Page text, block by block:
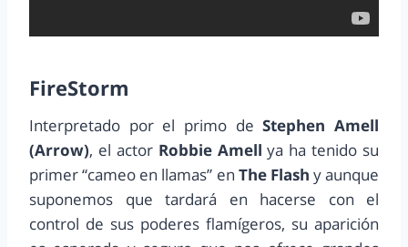
FireStorm
Interpretado por el primo deStephen Amell
(Arrow), el actor Robbie Amell ya ha tenido su
primer “cameo en llamas” en The Flash y aunque
suponemos que tardará en hacerse con el
control de sus poderes flamígeros, su aparición